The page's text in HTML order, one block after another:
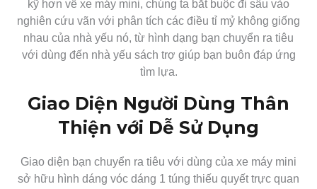
kỹ hơn về xe máy mini, chúng ta bắt buộc đi sâu vào
nghiên cứu vãn với phân tích các điều tỉ mỷ không giống
nhau của nhà yếu nó, từ hình dạng bạn chuyển ra tiêu
với dùng đến nhà yếu sách trợ giúp bạn buôn đáp ứng
tìm lựa.
Giao Diện Người Dùng Thân
Thiện với Dễ Sử Dụng
Giao diện bạn chuyển ra tiêu với dùng của xe máy mini
sở hữu hình dáng vóc dáng 1 túng thiếu quyết trực quan